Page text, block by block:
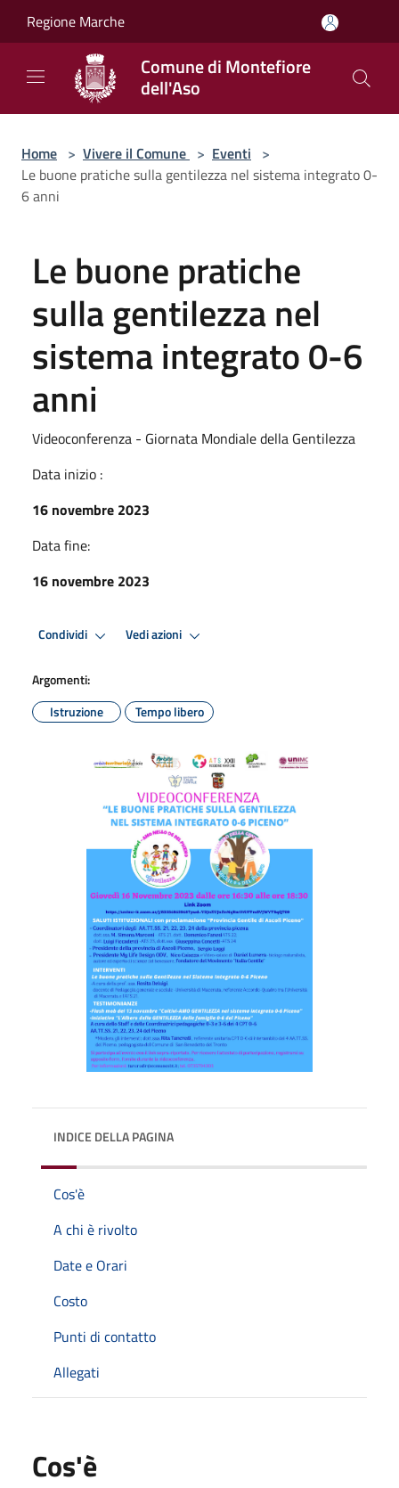
Regione Marche
Comune di Montefiore
dell'Aso
Home > Vivere il Comune > Eventi >
Le buone pratiche sulla gentilezza nel sistema integrato 0-
6 anni
Le buone pratiche
sulla gentilezza nel
sistema integrato 0-6
anni
Videoconferenza - Giornata Mondiale della Gentilezza
Data inizio :
16 novembre 2023
Data fine:
16 novembre 2023
Condividi Vedi azioni
Argomenti:
Istruzione
Tempo libero
INDICE DELLA PAGINA
Cos'è
A chi è rivolto
Date e Orari
Costo
Punti di contatto
Allegati
Cos'è